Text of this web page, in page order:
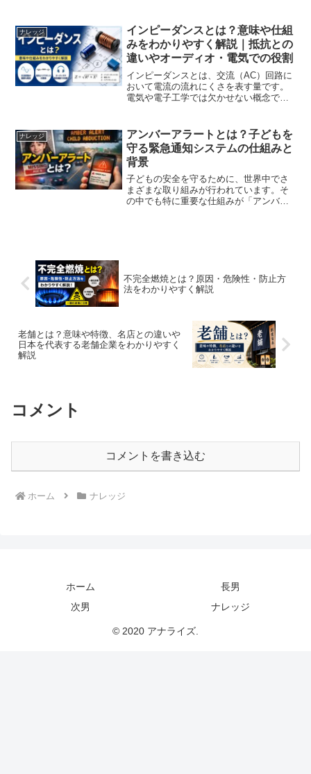
ジネスの場面でも使われるようになりま
した。「一期」は「一生」や...
ナレッジ
インピーダンスとは？意味や仕組
みをわかりやすく解説｜抵抗との
違いやオーディオ・電気での役割
インピーダンスとは、交流（AC）回路に
おいて電流の流れにくさを表す量です。
電気や電子工学では欠かせない概念であ
普段あまり耳にしない言葉ですが、イヤ
ホンやスピーカーの仕様...
ナレッジ
アンバーアラートとは？子どもを
守る緊急通知システムの仕組みと
背景
子どもの安全を守るために、世界中でさ
まざまな取り組みが行われています。そ
の中でも特に重要な仕組みが「アンバー
不完全燃焼とは？原因・危険性・防止方
法をわかりやすく解説
老舗とは？意味や特徴、名店との違いや
日本を代表する老舗企業をわかりやすく
解説
コメント
コメントを書き込む
ホーム ナレッジ
ホーム
長男
次男
ナレッジ
© 2020 アナライズ.